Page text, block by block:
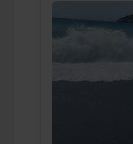
We also share information
our social media,
may combine it with other
of their services.